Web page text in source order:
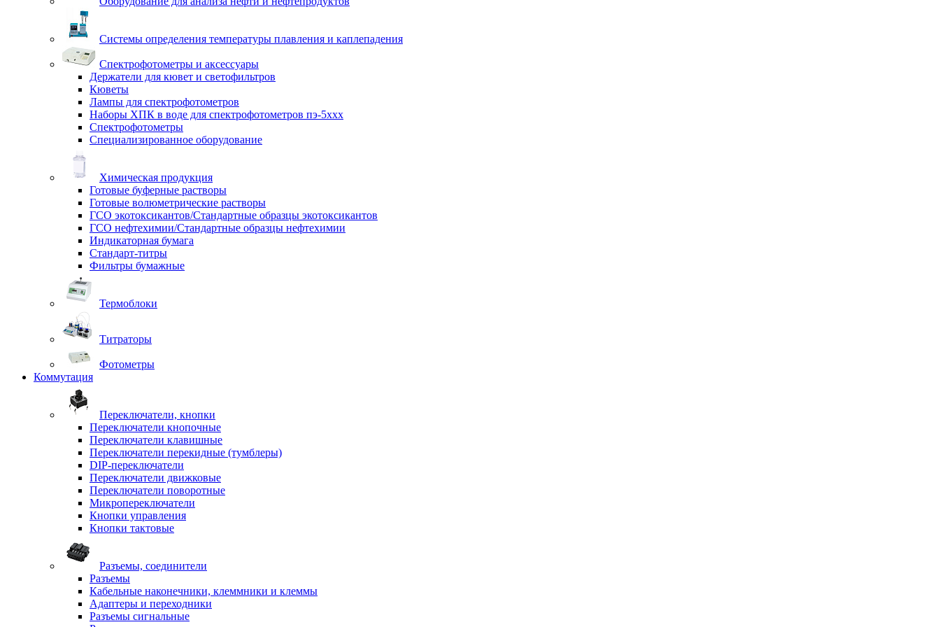
Системы определения температуры плавления и каплепадения
Спектрофотометры и аксессуары
Держатели для кювет и светофильтров
Кюветы
Лампы для спектрофотометров
Наборы ХПК в воде для спектрофотометров пэ-5ххх
Спектрофотометры
Специализированное оборудование
Химическая продукция
Готовые буферные растворы
Готовые волюметрические растворы
ГСО экотоксикантов/Стандартные образцы экотоксикантов
ГСО нефтехимии/Стандартные образцы нефтехимии
Индикаторная бумага
Стандарт-титры
Фильтры бумажные
Термоблоки
Титраторы
Фотометры
Коммутация
Переключатели, кнопки
Переключатели кнопочные
Переключатели клавишные
Переключатели перекидные (тумблеры)
DIP-переключатели
Переключатели движковые
Переключатели поворотные
Микропереключатели
Кнопки управления
Кнопки тактовые
Разъемы, соединители
Разъемы
Кабельные наконечники, клеммники и клеммы
Адаптеры и переходники
Разъемы сигнальные